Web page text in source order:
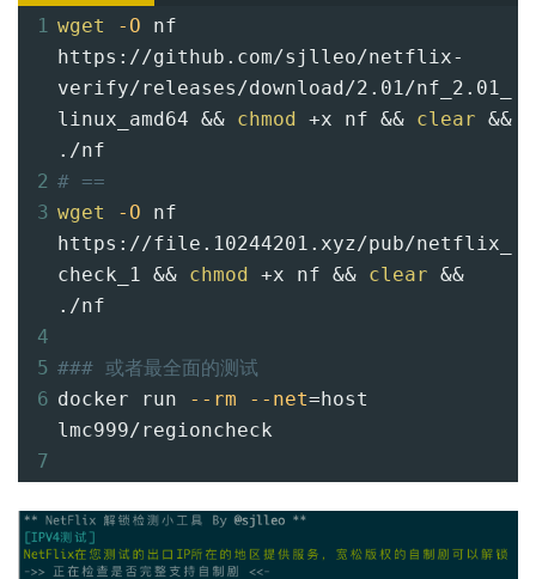
1 wget -O nf
https://github.com/sjlleo/netflix-
verify/releases/download/2.01/nf_2.01_
linux_amd64 && chmod +x nf && clear &&
./nf
2 # ==
3 wget -O nf
https://file.10244201.xyz/pub/netflix_
check_1 && chmod +x nf && clear &&
./nf
4
5 ### 或者最全面的测试
6 docker run --rm --net=host
lmc999/regioncheck
7